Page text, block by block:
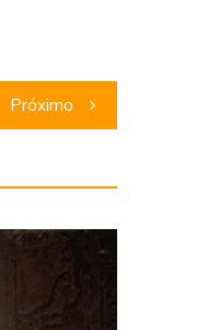
Próximo